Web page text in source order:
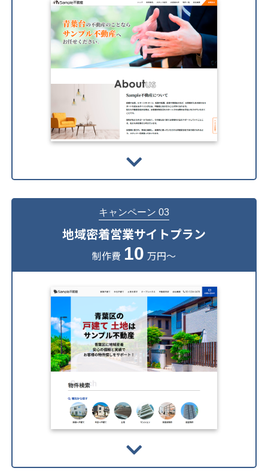
キャンペーン 03
地域密着営業サイトプラン
制作費 10 万円～